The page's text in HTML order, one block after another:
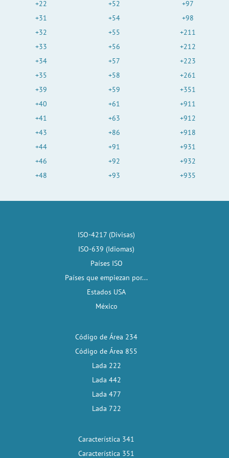
o
+22
+31
+32
+33
+34
+35
+39
+40
+41
+43
+44
+46
+48
+52
+54
+55
+56
+57
+58
+59
+61
+63
+86
+91
+92
+93
+97
+98
+211
+212
+223
+261
+351
+911
+912
+918
+931
+932
+935
ISO-4217 (Divisas)
ISO-639 (Idiomas)
Países ISO
Países que empiezan por...
Estados USA
México
Código de Área 234
Código de Área 855
Lada 222
Lada 442
Lada 477
Lada 722
Característica 341
Característica 351